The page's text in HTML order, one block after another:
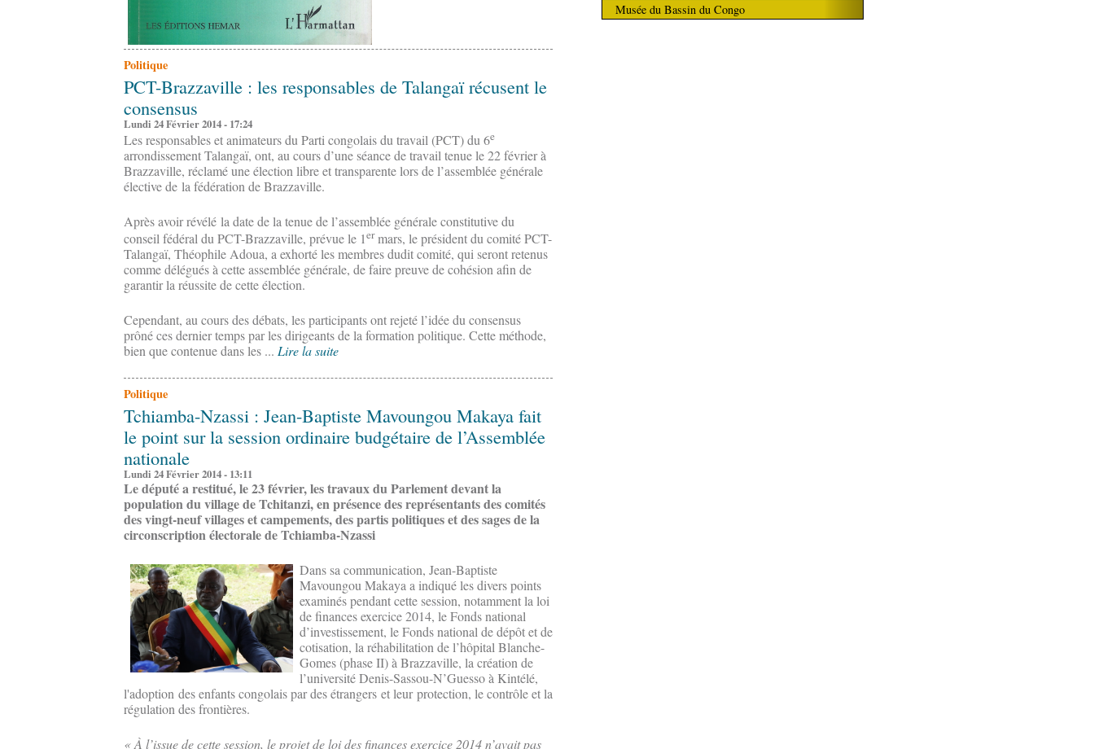
Politique
PCT-Brazzaville : les responsables de Talangaï récusent le
consensus
Lundi 24 Février 2014 - 17:24
Les responsables et animateurs du Parti congolais du travail (PCT) du 6e
arrondissement Talangaï, ont, au cours d’une séance de travail tenue le 22 février à
Brazzaville, réclamé une élection libre et transparente lors de l’assemblée générale
élective de la fédération de Brazzaville.
Après avoir révélé la date de la tenue de l’assemblée générale constitutive du
conseil fédéral du PCT-Brazzaville, prévue le 1ermars, le président du comité PCT-
Talangaï, Théophile Adoua, a exhorté les membres dudit comité, qui seront retenus
comme délégués à cette assemblée générale, de faire preuve de cohésion afin de
garantir la réussite de cette élection.
Cependant, au cours des débats, les participants ont rejeté l’idée du consensus
prôné ces dernier temps par les dirigeants de la formation politique. Cette méthode,
bien que contenue dans les ... Lire la suite
Politique
Tchiamba-Nzassi : Jean-Baptiste Mavoungou Makaya fait
le point sur la session ordinaire budgétaire de l’Assemblée
nationale
Lundi 24 Février 2014 - 13:11
Le député a restitué, le 23 février, les travaux du Parlement devant la
population du village de Tchitanzi, en présence des représentants des comités
des vingt-neuf villages et campements, des partis politiques et des sages de la
circonscription électorale de Tchiamba-Nzassi
Dans sa communication, Jean-Baptiste
Mavoungou Makaya a indiqué les divers points
examinés pendant cette session, notamment la loi
de finances exercice 2014, le Fonds national
d’investissement, le Fonds national de dépôt et de
cotisation, la réhabilitation de l’hôpital Blanche-
Gomes (phase II) à Brazzaville, la création de
l’université Denis-Sassou-N’Guesso à Kintélé,
l'adoption des enfants congolais par des étrangers et leur protection, le contrôle et la
régulation des frontières.
« À l’issue de cette session, le projet de loi des finances exercice 2014 n’avait pas
Musée du Bassin du Congo